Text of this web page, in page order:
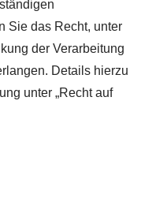
Sie das Recht, unter
der Verarbeitung
Details hierzu
unter „Recht auf